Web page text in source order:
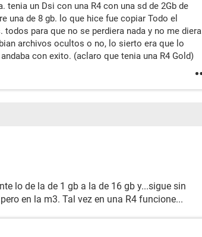
tenia un Dsi con una R4 con una sd de 2Gb de
una de 8 gb. lo que hice fue copiar Todo el
para que no se perdiera nada y no me diera
archivos ocultos o no, lo sierto era que lo
con exito. (aclaro que tenia una R4 Gold)
lo de la de 1 gb a la de 16 gb y...sigue sin
en la m3. Tal vez en una R4 funcione...